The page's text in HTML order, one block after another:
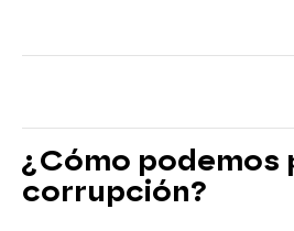
¿Cómo podemos
corrupción?